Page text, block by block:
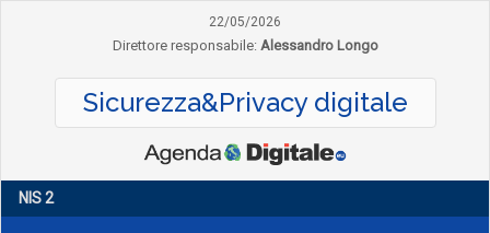
22/05/2026
Direttore responsabile: Alessandro Longo
Sicurezza&Privacy digitale
NIS 2